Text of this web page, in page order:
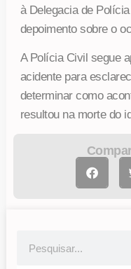
à Delegacia de
depoimento sobre o
A Polícia Civil segue
acidente para
determinar como
resultou na morte do